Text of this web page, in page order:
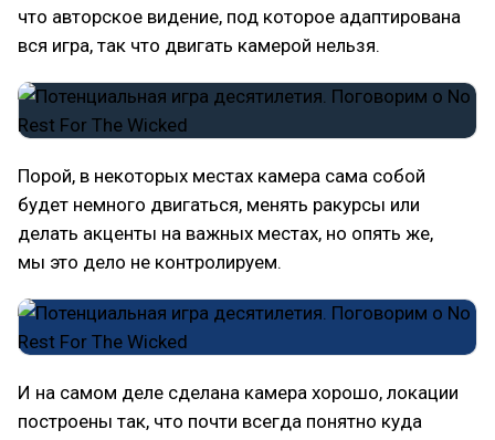
что авторское видение, под которое адаптирована
вся игра, так что двигать камерой нельзя.
Порой, в некоторых местах камера сама собой
будет немного двигаться, менять ракурсы или
делать акценты на важных местах, но опять же,
мы это дело не контролируем.
И на самом деле сделана камера хорошо, локации
построены так, что почти всегда понятно куда